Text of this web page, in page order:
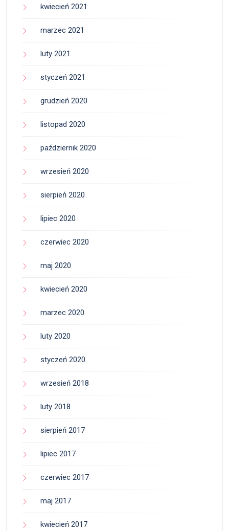
kwiecień 2021
marzec 2021
luty 2021
styczeń 2021
grudzień 2020
listopad 2020
październik 2020
wrzesień 2020
sierpień 2020
lipiec 2020
czerwiec 2020
maj 2020
kwiecień 2020
marzec 2020
luty 2020
styczeń 2020
wrzesień 2018
luty 2018
sierpień 2017
lipiec 2017
czerwiec 2017
maj 2017
kwiecień 2017